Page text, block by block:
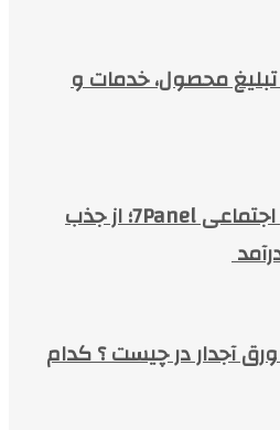
محصول، خدمات و
خدمات شبکه‌های اجتماعی 7Panel؛ از جذب
آجدار در چیست ؟ کدام